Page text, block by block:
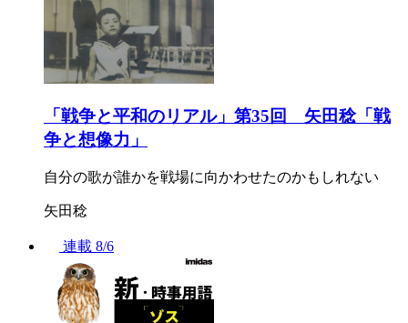
「戦争と平和のリアル」第35回 矢田稔「戦
争と想像力」
自分の歌が誰かを戦場に向かわせたのかもしれない
矢田稔
連載 8/6